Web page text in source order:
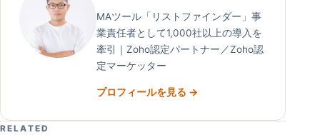
MAツール「リストファインダー」事
業責任者として1,000社以上の導入を
牽引｜Zoho認定パートナー／Zoho認
定マーケッター
プロフィールを見る →
RELATED